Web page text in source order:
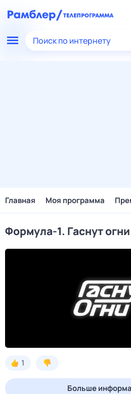
Поиск по интернету
Главная Моя программа
Формула-1. Гаснут огни
1
Больше